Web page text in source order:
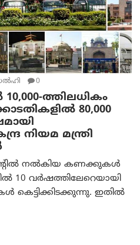
0
ത്തിലധികം
80,000
നിയമ മന്ത്രി
നൽകിയ കണക്കുകൾ
10 വർഷത്തിലേറെയായി
കെട്ടിക്കിടക്കുന്നു. ഇതിൽ